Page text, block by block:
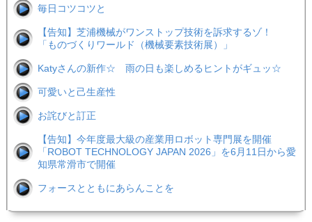
毎日コツコツと
【告知】芝浦機械がワンストップ技術を訴求するゾ！
「ものづくりワールド（機械要素技術展）」
Katyさんの新作☆ 雨の日も楽しめるヒントがギュッ☆
可愛いと己生産性
お詫びと訂正
【告知】今年度最大級の産業用ロボット専門展を開催
「ROBOT TECHNOLOGY JAPAN 2026」を6月11日から愛
知県常滑市で開催
フォースとともにあらんことを